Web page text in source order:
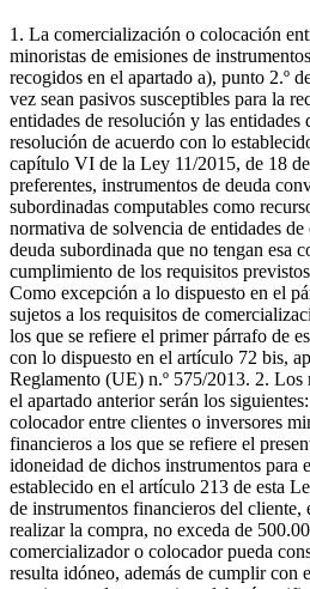
1. La comercialización o colocación
minoristas de emisiones de
recogidos en el apartado a), punto 2.º
vez sean pasivos susceptibles para la
entidades de resolución y las entidades
resolución de acuerdo con lo
capítulo VI de la Ley 11/2015, de 18
preferentes, instrumentos de deuda
subordinadas computables como
normativa de solvencia de entidades
deuda subordinada que no tengan esa
cumplimiento de los requisitos
Como excepción a lo dispuesto en el
sujetos a los requisitos de
los que se refiere el primer párrafo de
con lo dispuesto en el artículo 72 bis,
Reglamento (UE) n.º 575/2013. 2. Los
el apartado anterior serán los
colocador entre clientes o inversores
financieros a los que se refiere el
idoneidad de dichos instrumentos para
establecido en el artículo 213 de esta
de instrumentos financieros del cliente,
realizar la compra, no exceda de
comercializador o colocador pueda
resulta idóneo, además de cumplir con